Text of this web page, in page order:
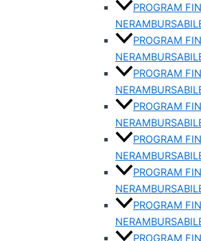
PROGRAM
PROGRAM
PROGRAM
PROGRAM
PROGRAM
PROGRAM
PROGRAM
PROGRAM